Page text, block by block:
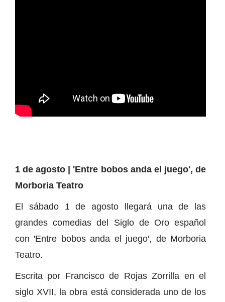
1 de agosto | 'Entre bobos anda el juego', de
Morboria Teatro
El sábado 1 de agosto llegará una de las
grandes comedias del Siglo de Oro español
con 'Entre bobos anda el juego', de Morboria
Teatro.
Escrita por Francisco de Rojas Zorrilla en el
siglo XVII, la obra está considerada uno de los